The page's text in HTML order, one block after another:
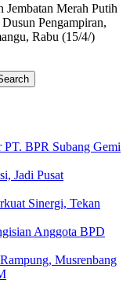
Jembatan Merah Putih
Pengampiran,
Rabu (15/4/)
BPR Subang Gemi
Jadi Pusat
Sinergi, Tekan
Anggota BPD
Musrenbang